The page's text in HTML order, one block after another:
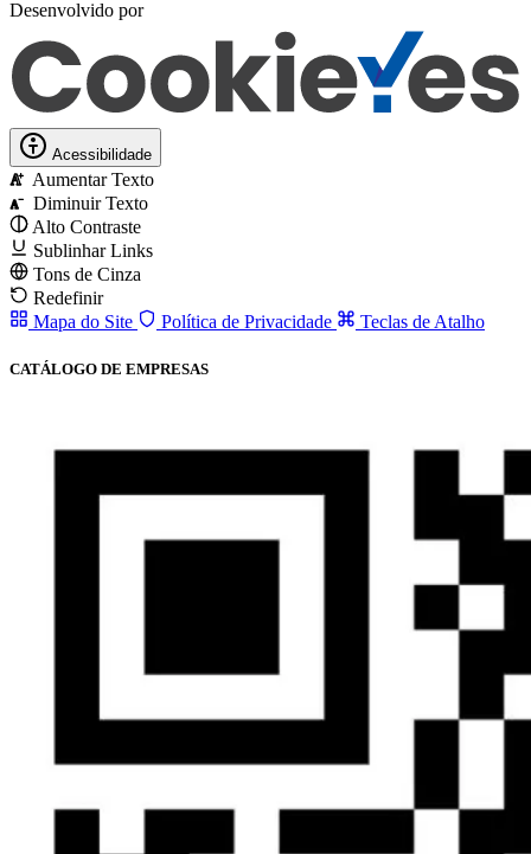
Desenvolvido por
Acessibilidade
A Aumentar Texto
A
Diminuir Texto
Alto Contraste
Sublinhar Links
Tons de Cinza
Redefinir
Mapa do Site
Política de Privacidade Teclas de Atalho
CATÁLOGO DE EMPRESAS